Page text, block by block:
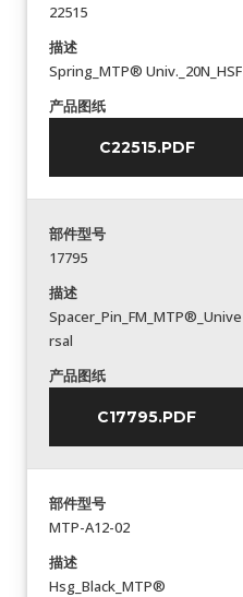
22515
描述
Spring_MTP® Univ._20N_HSF
产品图纸
C22515.PDF
部件型号
17795
描述
Spacer_Pin_FM_MTP®_Unive
rsal
产品图纸
C17795.PDF
部件型号
MTP-A12-02
描述
Hsg_Black_MTP®